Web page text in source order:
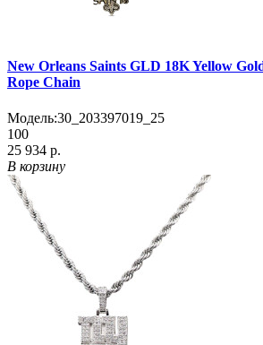
New Orleans Saints GLD 18K Yellow
Rope Chain
Модель:30_203397019_25
100
25 934 р.
В корзину